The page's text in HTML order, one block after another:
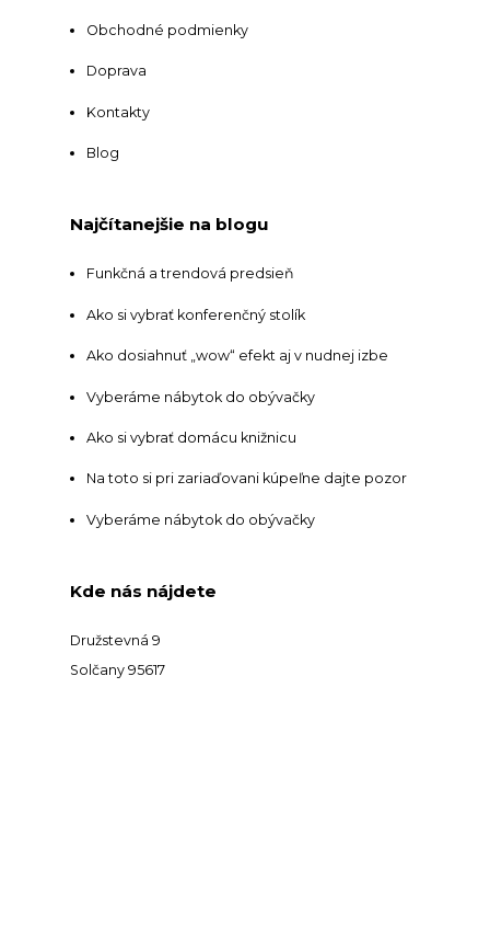
Obchodné podmienky
Doprava
Kontakty
Blog
Najčítanejšie na blogu
Funkčná a trendová predsieň
Ako si vybrať konferenčný stolík
Ako dosiahnuť „wow“ efekt aj v nudnej izbe
Vyberáme nábytok do obývačky
Ako si vybrať domácu knižnicu
Na toto si pri zariaďovani kúpeľne dajte pozor
Vyberáme nábytok do obývačky
Kde nás nájdete
Družstevná 9
Solčany 95617